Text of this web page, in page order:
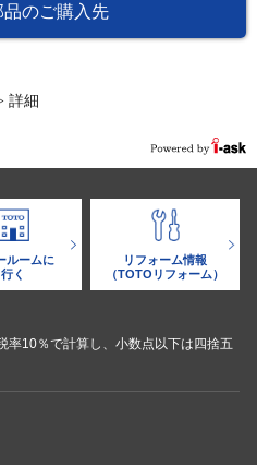
のご購入先
詳細
ルームに
行く
リフォーム情報
（TOTOリフォーム）
10％で計算し、小数点以下は四捨五